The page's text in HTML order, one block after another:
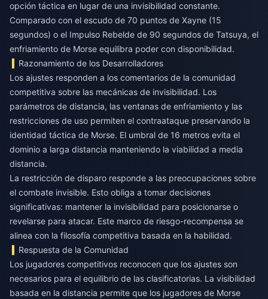
opción táctica en lugar de una invisibilidad constante.
Comparado con el escudo de 70 puntos de Xayne (15
segundos) o el Impulso Rebelde de 90 segundos de Tatsuya, el
enfriamiento de Morse equilibra poder con disponibilidad.
Razonamiento de los Desarrolladores
Los ajustes responden a los comentarios de la comunidad
competitiva sobre las mecánicas de invisibilidad. Los
parámetros de distancia, las ventanas de enfriamiento y las
restricciones de uso permiten el contraataque preservando la
identidad táctica de Morse. El umbral de 16 metros evita el
dominio a larga distancia manteniendo la viabilidad a media
distancia.
La restricción de disparo responde a las preocupaciones sobre
el combate invisible. Esto obliga a tomar decisiones
significativas: mantener la invisibilidad para posicionarse o
revelarse para atacar. Este marco de riesgo-recompensa se
alinea con la filosofía competitiva basada en la habilidad.
Respuesta de la Comunidad
Los jugadores competitivos reconocen que los ajustes son
necesarios para el equilibrio de las clasificatorias. La visibilidad
basada en la distancia permite que los jugadores de Morse